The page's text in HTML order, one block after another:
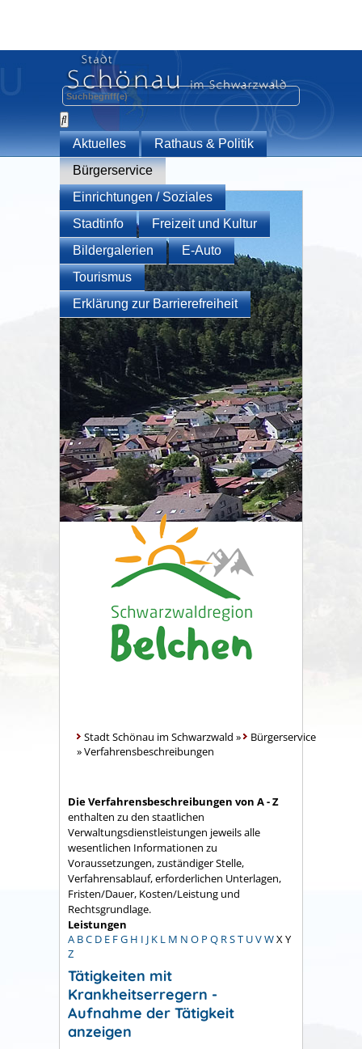
Aktuelles
Rathaus & Politik
Bürgerservice
Einrichtungen / Soziales
Stadtinfo
Freizeit und Kultur
Bildergalerien
E-Auto
Tourismus
Erklärung zur Barrierefreiheit
Stadt Schönau im Schwarzwald »
Bürgerservice
»Verfahrensbeschreibungen
Die Verfahrensbeschreibungen von A - Z
enthalten zu den staatlichen
Verwaltungsdienstleistungen jeweils alle
wesentlichen Informationen zu
Voraussetzungen, zuständiger Stelle,
Verfahrensablauf, erforderlichen Unterlagen,
Fristen/Dauer, Kosten/Leistung und
Rechtsgrundlage.
Leistungen
A BC D E FG H I J K L M N O P Q RST UVWX Y
Z
Tätigkeiten mit
Krankheitserregern -
Aufnahme der Tätigkeit
anzeigen